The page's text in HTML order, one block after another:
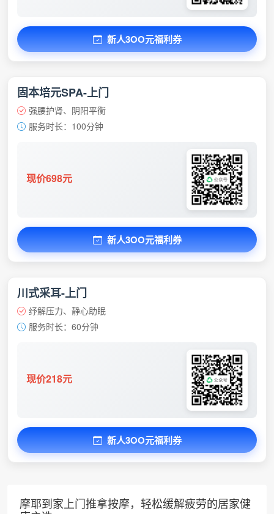
新人3OO元福利券
固本培元SPA-上门
强腰护肾、阴阳平衡
服务时长：100分钟
现价698元
新人3OO元福利券
川式采耳-上门
纾解压力、静心助眠
服务时长：60分钟
现价218元
新人3OO元福利券
摩耶到家上门推拿按摩，轻松缓解疲劳的居家健